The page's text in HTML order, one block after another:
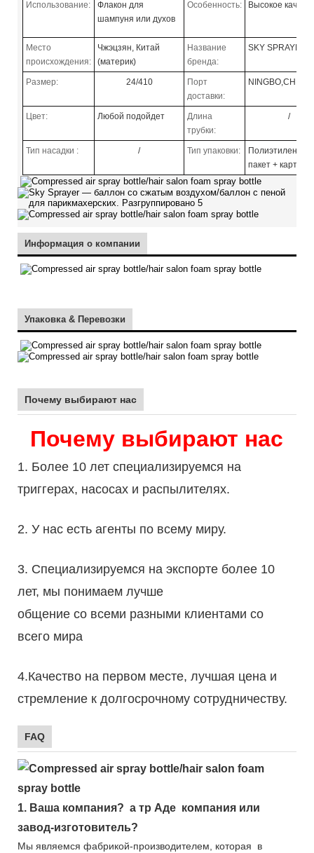
Использование:
Флакон для
шампуня или духов
Особенность: Высокое
Место
происхождения:
Чжэцзян, Китай
(материк)
Название
бренда:
SKY SPRAYE
Размер: 24/410
Порт
доставки:
NINGBO,CHINA
Цвет: Любой подойдет
Длина
трубки:
/
Тип насадки : / Тип упаковки:
пакет + картон
Информация о компании
Упаковка & Перевозки
Почему выбирают нас
Почему выбирают нас
1. Более 10 лет специализируемся на
триггерах, насосах и распылителях.
2. У нас есть агенты по всему миру.
3. Специализируемся на экспорте более 10
лет, мы понимаем лучше
общение со всеми разными клиентами со
всего мира
4.Качество на первом месте, лучшая цена и
стремление к долгосрочному сотрудничеству.
FAQ
1. Ваша компания? а тр Аде компания или
завод-изготовитель?
Мы являемся фабрикой-производителем, которая
в